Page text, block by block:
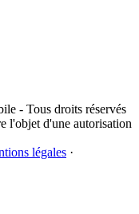
- Tous droits réservés
l'objet d'une autorisation
légales ·